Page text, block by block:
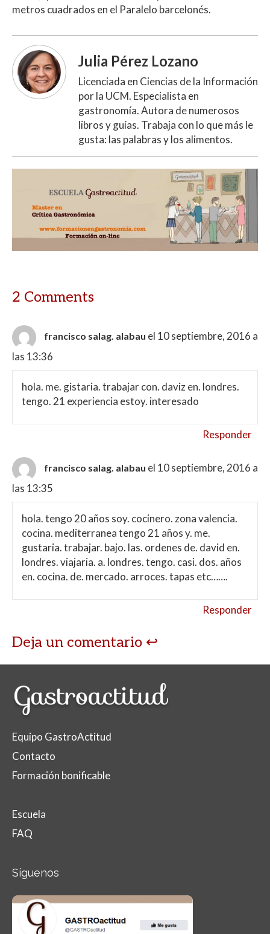
metros cuadrados en el Paralelo barcelonés.
Julia Pérez Lozano
Licenciada en Ciencias de la Información
por la UCM. Especialista en
gastronomía. Autora de numerosos
libros y guías. Trabaja con lo que más le
gusta: las palabras y los alimentos.
2 Comments
francisco salag. alabau el 10 septiembre, 2016 a
las 13:36
hola. me. gistaria. trabajar con. daviz en. londres.
tengo. 21 experiencia estoy. interesado
Responder
francisco salag. alabau el 10 septiembre, 2016 a
las 13:35
hola. tengo 20 años soy. cocinero. zona valencia.
cocina. mediterranea tengo 21 años y. me.
gustaria. trabajar. bajo. las. ordenes de. david en.
londres. viajaria. a. londres. tengo. casi. dos. años
en. cocina. de. mercado. arroces. tapas etc…….
Responder
Deja un comentario
Equipo GastroActitud
Contacto
Formación bonificable
Escuela
FAQ
Síguenos